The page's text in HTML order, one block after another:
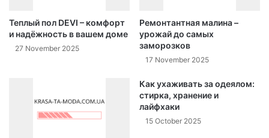
Теплый пол DEVI – комфорт
и надёжность в вашем доме
27 November 2025
Ремонтантная малина –
урожай до самых
заморозков
17 November 2025
Как ухаживать за одеялом:
стирка, хранение и
лайфхаки
15 October 2025